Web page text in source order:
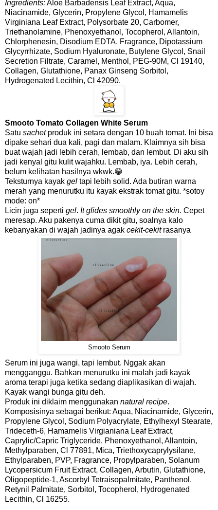
Ingredients:Aloe Barbadensis Leaf Extract, Aqua,
Niacinamide, Glycerin, Propylene Glycol, Hamamelis
Virginiana Leaf Extract, Polysorbate 20, Carbomer,
Triethanolamine, Phenoxyethanol, Tocopherol, Allantoin,
Chlorphenesin, Disodium EDTA, Fragrance, Dipotassium
Glycyrrhizate, Sodium Hyaluronate, Butylene Glycol, Snail
Secretion Filtrate, Caramel, Menthol, PEG-90M, Cl 19140,
Collagen, Glutathione, Panax Ginseng Sorbitol,
Hydrogenated Lecithin, Cl 42090.
Smooto Tomato Collagen White Serum
Satu sachetproduk ini setara dengan 10 buah tomat. Ini bisa
dipake sehari dua kali, pagi dan malam. Klaimnya sih bisa
buat wajah jadi lebih cerah, lembab, dan lembut. Di aku sih
jadi kenyal gitu kulit wajahku. Lembab, iya. Lebih cerah,
belum kelihatan hasilnya wkwk.😁
Teksturnya kayak gel tapi lebih solid. Ada butiran warna
merah yang menurutku itu kayak ekstrak tomat gitu. *sotoy
mode: on*
Licin juga seperti gel. It glides smoothly on the skin. Cepet
meresap. Aku pakenya cuma dikit gitu, soalnya kalo
kebanyakan di wajah jadinya agak cekit-cekitrasanya
Smooto Serum
Serum ini juga wangi, tapi lembut. Nggak akan
mengganggu. Bahkan menurutku ini malah jadi kayak
aroma terapi juga ketika sedang diaplikasikan di wajah.
Kayak wangi bunga gitu deh.
Produk ini diklaim menggunakan natural recipe.
Komposisinya sebagai berikut: Aqua, Niacinamide, Glycerin,
Propylene Glycol, Sodium Polyacrylate, Ethylhexyl Stearate,
Trideceth-6, Hamamelis Virgianiana Leaf Extract,
Caprylic/Capric Triglyceride, Phenoxyethanol, Allantoin,
Methylparaben, Cl 77891, Mica, Triethoxycaprylysilane,
Ethylparaben, PVP, Fragrance, Propylparaben, Solanum
Lycopersicum Fruit Extract, Collagen, Arbutin, Glutathione,
Oligopeptide-1, Ascorbyl Tetraisopalmitate, Panthenol,
Retynil Palmitate, Sorbitol, Tocopherol, Hydrogenated
Lecithin, Cl 16255.